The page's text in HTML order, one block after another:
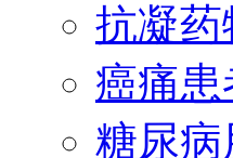
抗凝药
癌痛
糖尿病